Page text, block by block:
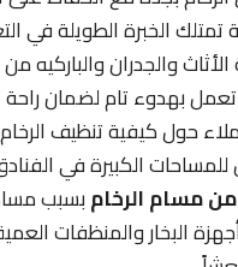
تمتلك الخبرة الطويلة في
والجدران والباركيه
بهدوء تام لضمان
حول كيفية تنظيف
الكبيرة في
من مسام الرخامبسبب
البخار والمنظفات